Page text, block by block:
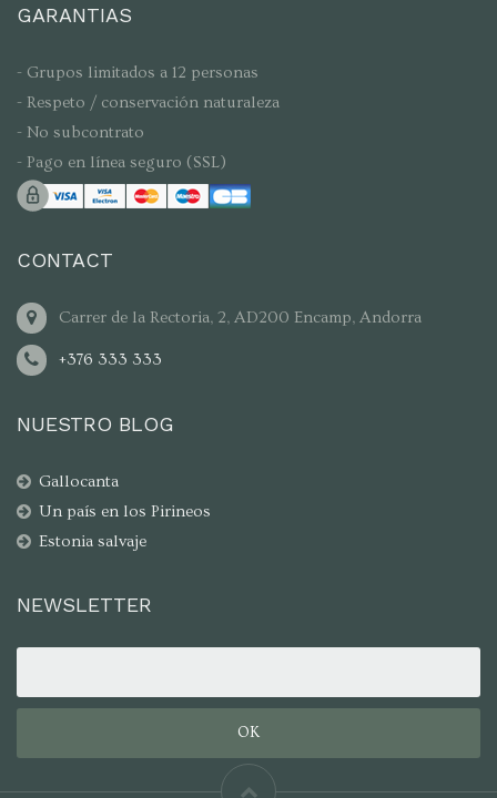
GARANTIAS
- Grupos limitados a 12 personas
- Respeto / conservación naturaleza
- No subcontrato
- Pago en línea seguro (SSL)
CONTACT
Carrer de la Rectoria, 2, AD200 Encamp, Andorra
+376 333 333
NUESTRO BLOG
Gallocanta
Un país en los Pirineos
Estonia salvaje
NEWSLETTER
OK